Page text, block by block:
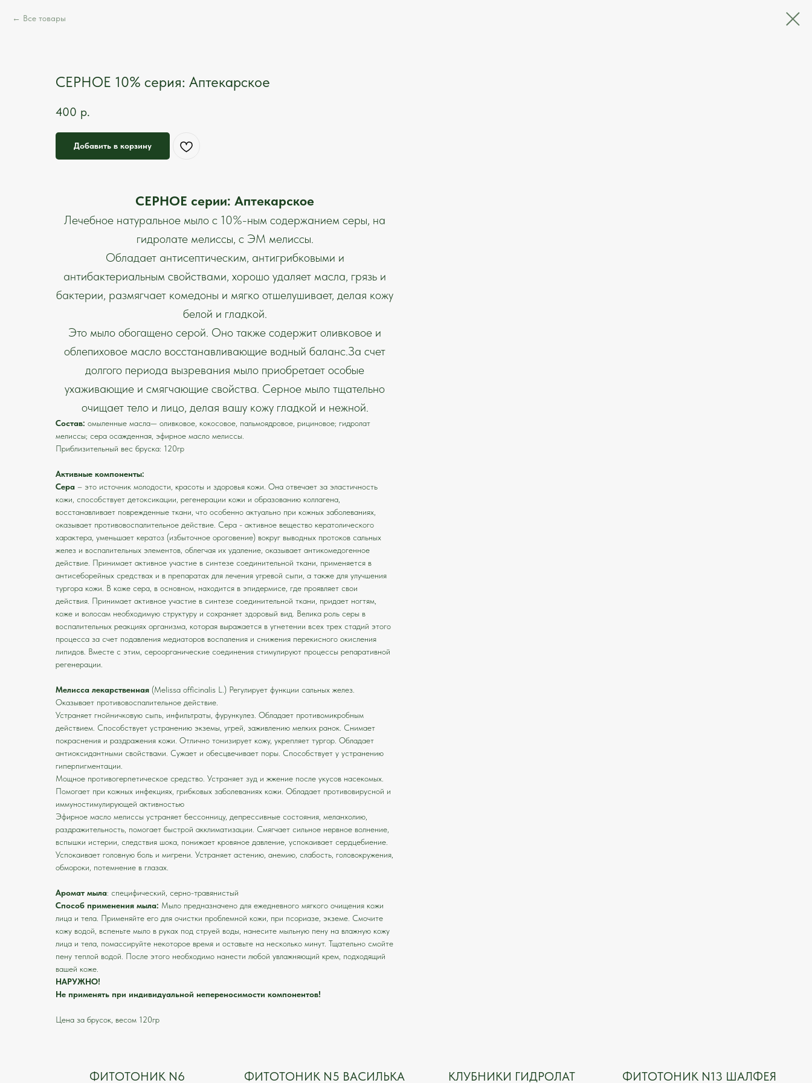
Все товары
СЕРНОЕ 10% серия: Аптекарское
400 р.
Добавить в корзину
СЕРНОЕ серии: Аптекарское
Лечебное натуральное мыло с 10%-ным содержанием серы, на
гидролате мелиссы, с ЭМ мелиссы.
Обладает антисептическим, антигрибковыми и
антибактериальным свойствами, хорошо удаляет масла, грязь и
бактерии, размягчает комедоны и мягко отшелушивает, делая кожу
белой и гладкой.
Это мыло обогащено серой. Оно также содержит оливковое и
облепиховое масло восстанавливающие водный баланс.За счет
долгого периода вызревания мыло приобретает особые
ухаживающие и смягчающие свойства. Серное мыло тщательно
очищает тело и лицо, делая вашу кожу гладкой и нежной.
Состав: омыленные масла— оливковое, кокосовое, пальмоядровое, рициновое; гидролат
мелиссы; сера осажденная, эфирное масло мелиссы.
Приблизительный вес бруска: 120гр
Активные компоненты:
Сера – это источник молодости, красоты и здоровья кожи. Она отвечает за эластичность
кожи, способствует детоксикации, регенерации кожи и образованию коллагена,
восстанавливает поврежденные ткани, что особенно актуально при кожных заболеваниях,
оказывает противовоспалительное действие. Сера - активное вещество кератолического
характера, уменьшает кератоз (избыточное ороговение) вокруг выводных протоков сальных
желез и воспалительных элементов, облегчая их удаление, оказывает антикомедогенное
действие. Принимает активное участие в синтезе соединительной ткани, применяется в
антисеборейных средствах и в препаратах для лечения угревой сыпи, а также для улучшения
тургора кожи. В коже сера, в основном, находится в эпидермисе, где проявляет свои
действия. Принимает активное участие в синтезе соединительной ткани, придает ногтям,
коже и волосам необходимую структуру и сохраняет здоровый вид. Велика роль серы в
воспалительных реакциях организма, которая выражается в угнетении всех трех стадий этого
процесса за счет подавления медиаторов воспаления и снижения перекисного окисления
липидов. Вместе с этим, сероорганические соединения стимулируют процессы репаративной
регенерации.
Мелисса лекарственная (Melissa officinalis L.) Регулирует функции сальных желез.
Оказывает противовоспалительное действие.
Устраняет гнойничковую сыпь, инфильтраты, фурункулез. Обладает противомикробным
действием. Способствует устранению экземы, угрей, заживлению мелких ранок. Снимает
покраснения и раздражения кожи. Отлично тонизирует кожу, укрепляет тургор. Обладает
антиоксидантными свойствами. Сужает и обесцвечивает поры. Способствует у устранению
гиперпигментации.
Мощное противогерпетическое средство. Устраняет зуд и жжение после укусов насекомых.
Помогает при кожных инфекциях, грибковых заболеваниях кожи. Обладает противовирусной и
иммуностимулирующей активностью
Эфирное масло мелиссы устраняет бессонницу, депрессивные состояния, меланхолию,
раздражительность, помогает быстрой акклиматизации. Смягчает сильное нервное волнение,
вспышки истерии, следствия шока, понижает кровяное давление, успокаивает сердцебиение.
Успокаивает головную боль и мигрени. Устраняет астению, анемию, слабость, головокружения,
обмороки, потемнение в глазах.
Аромат мыла: специфический, серно-травянистый
Способ применения мыла: Мыло предназначено для ежедневного мягкого очищения кожи
лица и тела. Применяйте его для очистки проблемной кожи, при псориазе, экземе. Смочите
кожу водой, вспеньте мыло в руках под струей воды, нанесите мыльную пену на влажную кожу
лица и тела, помассируйте некоторое время и оставьте на несколько минут. Тщательно смойте
пену теплой водой. После этого необходимо нанести любой увлажняющий крем, подходящий
вашей коже.
НАРУЖНО!
Не применять при индивидуальной непереносимости компонентов!
Цена за брусок, весом 120гр
ФИТОТОНИК N6 ФИТОТОНИК N5 ВАСИЛЬКА КЛУБНИКИ ГИДРОЛАТ ФИТОТОНИК N13 ШАЛФЕЯ